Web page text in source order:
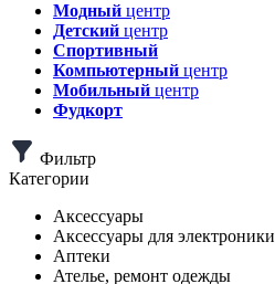
Модный центр
Детский центр
Спортивный
Компьютерный центр
Мобильный центр
Фудкорт
Фильтр
Категории
Аксессуары
Аксессуары для электроники
Аптеки
Ателье, ремонт одежды